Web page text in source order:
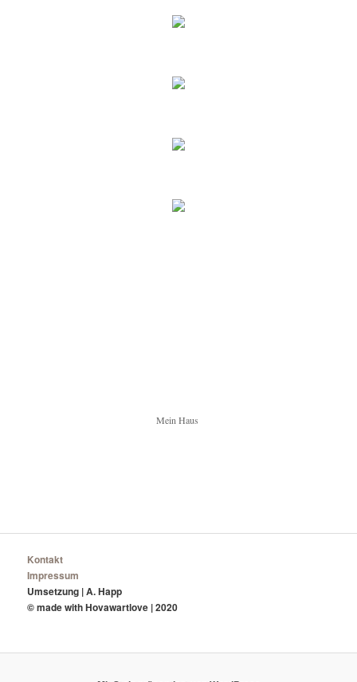
Mein Haus
Kontakt
Impressum
Umsetzung | A. Happ
© made with Hovawartlove | 2020